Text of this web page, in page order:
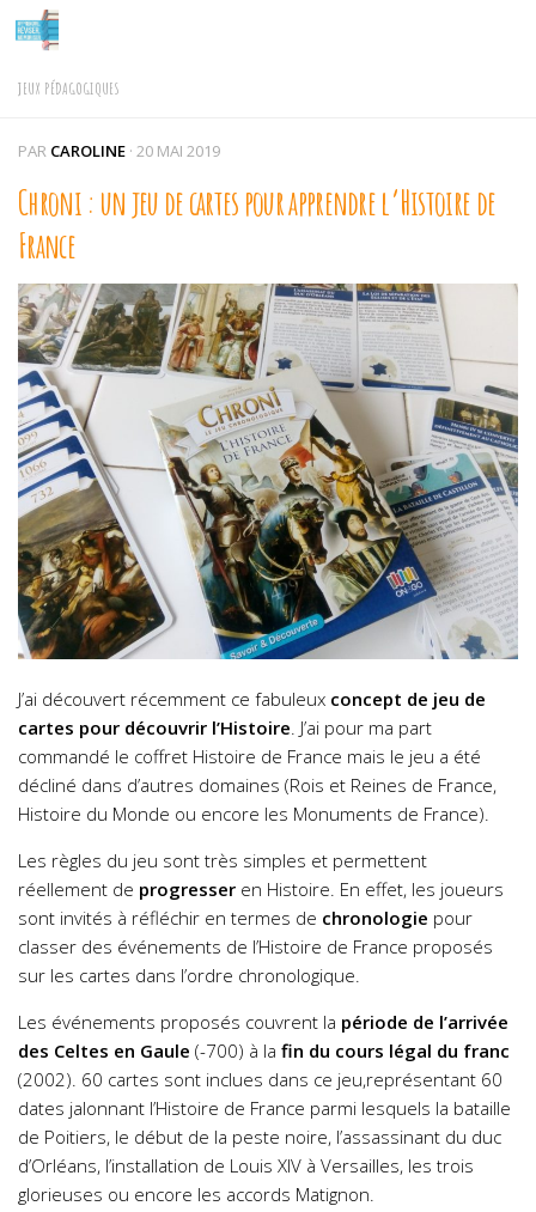
Skip to content
JEUX PÉDAGOGIQUES
PAR CAROLINE · 20 MAI 2019
Chroni : un jeu de cartes pour apprendre l’Histoire de
France
J’ai découvert récemment ce fabuleux concept de jeu de
cartes pour découvrir l’Histoire . J’ai pour ma part
commandé le coffret Histoire de France mais le jeu a été
décliné dans d’autres domaines (Rois et Reines de France,
Histoire du Monde ou encore les Monuments de France).
Les règles du jeu sont très simples et permettent
réellement de progresser en Histoire. En effet, les joueurs
sont invités à réfléchir en termes de chronologie pour
classer des événements de l’Histoire de France proposés
sur les cartes dans l’ordre chronologique.
Les événements proposés couvrent la période de l’arrivée
des Celtes en Gaule (-700) à la fin du cours légal du franc
(2002). 60 cartes sont inclues dans ce jeu,représentant 60
dates jalonnant l’Histoire de France parmi lesquels la bataille
de Poitiers, le début de la peste noire, l’assassinant du duc
d’Orléans, l’installation de Louis XIV à Versailles, les trois
glorieuses ou encore les accords Matignon.